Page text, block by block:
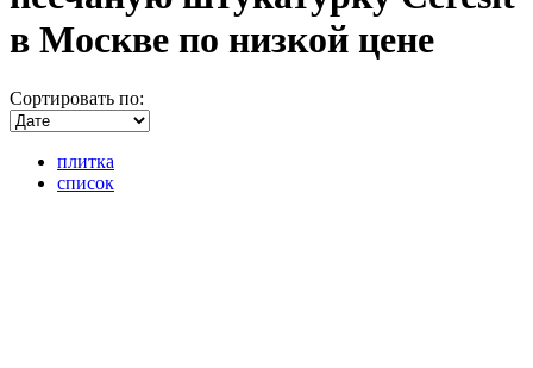
в Москве по низкой цене
Сортировать по:
плитка
список